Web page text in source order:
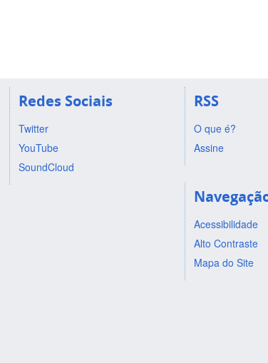
Redes Sociais
Twitter
YouTube
SoundCloud
RSS
O que é?
Assine
Acessibilidade
Alto Contraste
Mapa do Site